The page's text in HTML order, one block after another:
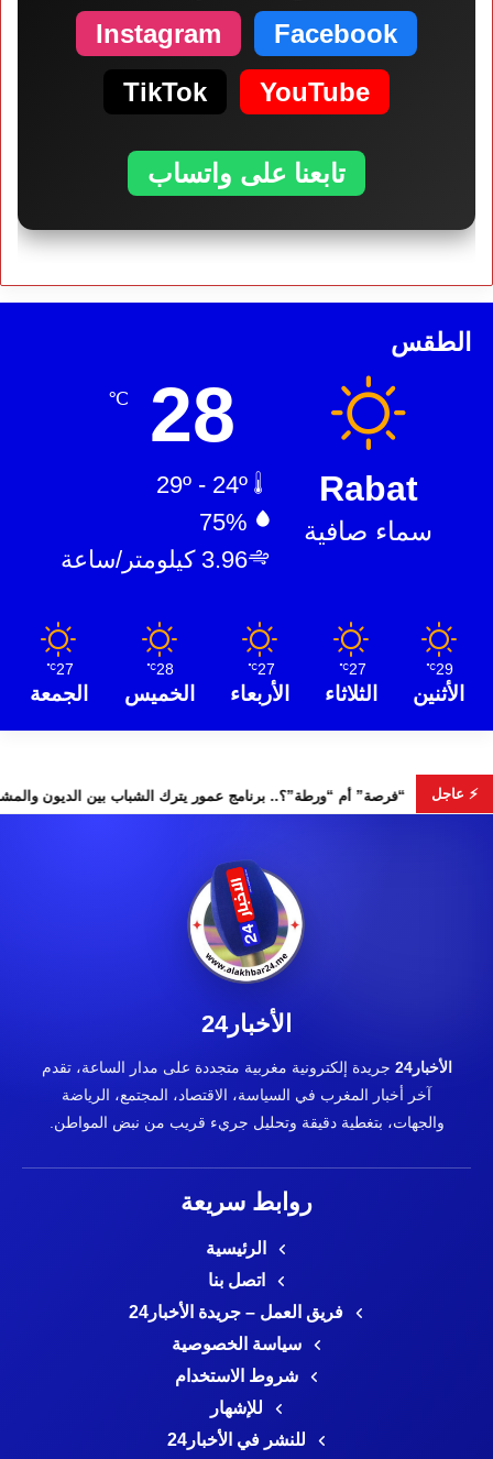
Facebook
Instagram
YouTube
TikTok
تابعنا على واتساب
الطقس
Rabat
سماء صافية
28
℃
75%
3.96 كيلومتر/ساعة
29
℃
الأثنين
27
℃
الثلاثاء
27
℃
الأربعاء
28
℃
الخميس
27
℃
الجمعة
⚡ عاجل “فرصة” أم “ورطة”؟.. برنامج عمور يترك الشباب
الأخبار24
الأخبار24
جريدة إلكترونية مغربية متجددة على مدار الساعة، تقدم
آخر أخبار المغرب في السياسة، الاقتصاد، المجتمع، الرياضة
والجهات، بتغطية دقيقة وتحليل جريء قريب من نبض المواطن.
روابط سريعة
الرئيسية
اتصل بنا
فريق العمل – جريدة الأخبار24
سياسة الخصوصية
شروط الاستخدام
للإشهار
للنشر في الأخبار24